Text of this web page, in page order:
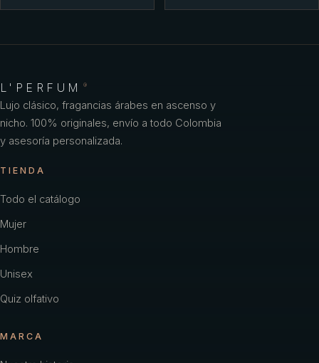
L'PERFUM ®
Lujo clásico, fragancias árabes en ascenso y
nicho. 100% originales, envío a todo Colombia
y asesoría personalizada.
TIENDA
Todo el catálogo
Mujer
Hombre
Unisex
Quiz olfativo
MARCA